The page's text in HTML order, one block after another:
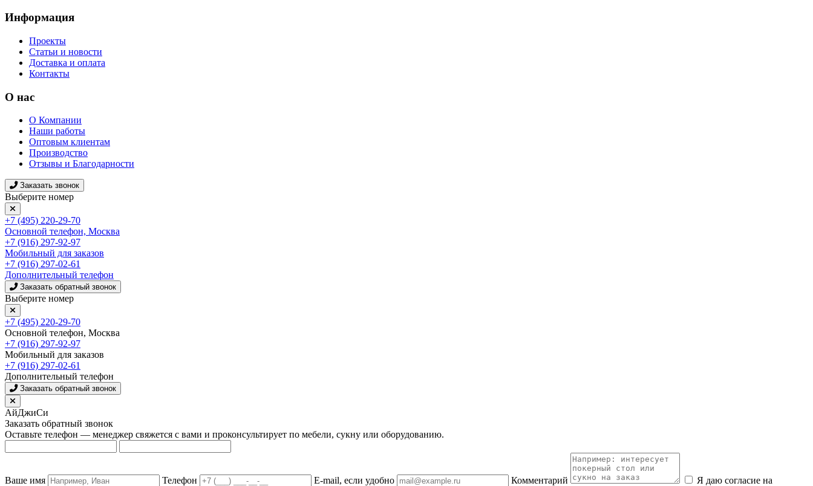
Информация
Проекты
Статьи и новости
Доставка и оплата
Контакты
О нас
О Компании
Наши работы
Оптовым клиентам
Производство
Отзывы и Благодарности
Заказать звонок
Выберите номер
+7 (495) 220-29-70
Основной телефон, Москва
+7 (916) 297-92-97
Мобильный для заказов
+7 (916) 297-02-61
Дополнительный телефон
Заказать обратный звонок
Выберите номер
+7 (495) 220-29-70
Основной телефон, Москва
+7 (916) 297-92-97
Мобильный для заказов
+7 (916) 297-02-61
Дополнительный телефон
Заказать обратный звонок
АйДжиСи
Заказать обратный звонок
Оставьте телефон — менеджер свяжется с вами и проконсультирует по мебели, сукну или оборудованию.
Ваше имя Телефон E-mail, если удобно Комментарий
Я даю согласие на